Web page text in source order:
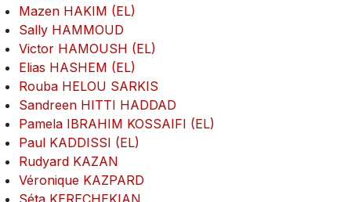
Mazen HAKIM (EL)
Sally HAMMOUD
Victor HAMOUSH (EL)
Elias HASHEM (EL)
Rouba HELOU SARKIS
Sandreen HITTI HADDAD
Pamela IBRAHIM KOSSAIFI (EL)
Paul KADDISSI (EL)
Rudyard KAZAN
Véronique KAZPARD
Séta KERECHEKIAN